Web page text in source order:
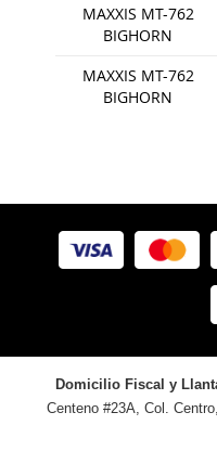
MAXXIS MT-762
BIGHORN
MAXXIS MT-762
BIGHORN
Domicilio Fiscal y
Centeno #23A, Col.